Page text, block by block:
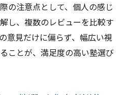
の注意点として、個人の感じ
し、複数のレビューを比較す
意見だけに偏らず、幅広い視
ことが、満足度の高い塾選び